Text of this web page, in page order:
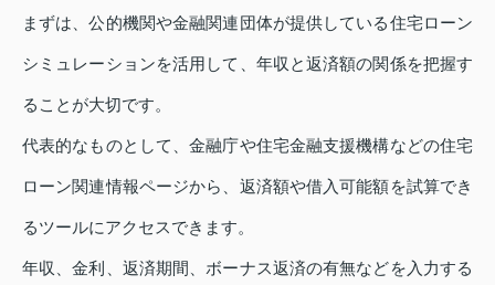
まずは、公的機関や金融関連団体が提供している住宅ローン
シミュレーションを活用して、年収と返済額の関係を把握す
ることが大切です。
代表的なものとして、金融庁や住宅金融支援機構などの住宅
ローン関連情報ページから、返済額や借入可能額を試算でき
るツールにアクセスできます。
年収、金利、返済期間、ボーナス返済の有無などを入力する